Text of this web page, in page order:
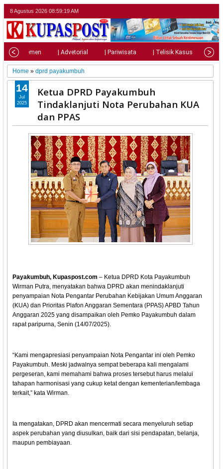
8 Agustus 2026 08:59:21 AM
| Parlemen | Advetorial | Pariwisata | Telisik Kasus |
Home »dprd payakumbuh
Ketua DPRD Payakumbuh
Tindaklanjuti Nota Perubahan KUA
dan PPAS
Payakumbuh, Kupaspost.com – Ketua DPRD Kota Payakumbuh
Wirman Putra, menyatakan bahwa DPRD akan menindaklanjuti
penyampaian Nota Pengantar Perubahan Kebijakan Umum Anggaran
(KUA) dan Prioritas Plafon Anggaran Sementara (PPAS) APBD Tahun
Anggaran 2025 yang disampaikan oleh Pemko Payakumbuh dalam
rapat paripurna, Senin (14/07/2025).
“Kami mengapresiasi penyampaian Nota Pengantar ini oleh Pemko
Payakumbuh. Meski jadwalnya sempat beberapa kali mengalami
pergeseran, kami memahami bahwa proses tersebut harus melalui
tahapan harmonisasi yang cukup ketat dengan kementerian/lembaga
terkait,” kata Wirman.
Ia mengatakan, DPRD akan mencermati secara menyeluruh setiap
aspek perubahan yang diusulkan, baik dari sisi pendapatan, belanja,
maupun pembiayaan.
14
Jul
2025